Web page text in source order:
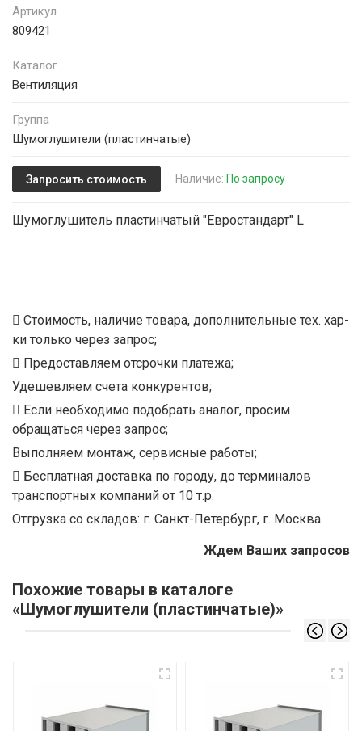
Артикул
809421
Каталог
Вентиляция
Группа
Шумоглушители (пластинчатые)
Запросить стоимость Наличие: По запросу
Шумоглушитель пластинчатый "Евростандарт" L
Стоимость, наличие товара, дополнительные тех. хар-
ки только через запрос;
Предоставляем отсрочки платежа;
Удешевляем счета конкурентов;
Если необходимо подобрать аналог, просим
обращаться через запрос;
Выполняем монтаж, сервисные работы;
Бесплатная доставка по городу, до терминалов
транспортных компаний от 10 т.р.
Отгрузка со складов: г. Санкт-Петербург, г. Москва
Ждем Ваших запросов
Похожие товары в каталоге
«Шумоглушители (пластинчатые)»